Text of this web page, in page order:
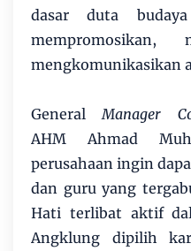
dasar duta
mempromosikan,
mengkomunikasikan
General Manager
AHM Ahmad
perusahaan ingin
dan guru yang
Hati terlibat aktif
Angklung dipilih